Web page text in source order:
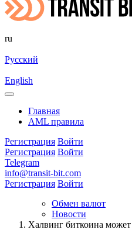
ru
Русский
English
Главная
AML правила
Регистрация Войти
Регистрация Войти
Telegram
info@transit-bit.com
Регистрация Войти
Обмен валют
Новости
Халвинг биткоина